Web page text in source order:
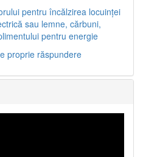
pentru încălzirea locuinței
sau lemne, cărbuni,
pentru energie
proprie răspundere